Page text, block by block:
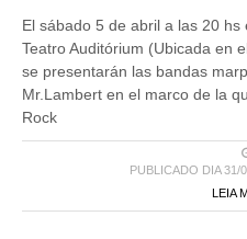
El sábado 5 de abril a las 20
Teatro Auditórium (Ubicada en
se presentarán las bandas
Mr.Lambert en el marco de la
Rock
PUBLICADO DIA 31/
LEIA